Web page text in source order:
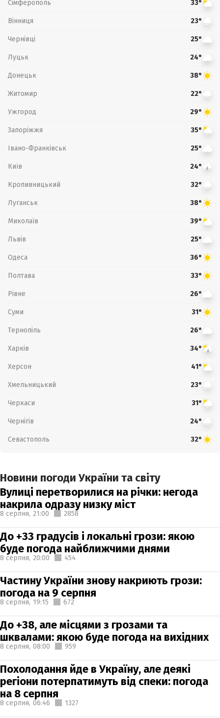
Сімферополь 33°
Вінниця 23°
Чернівці 25°
Луцьк 24°
Донецьк 38°
Житомир 22°
Ужгород 29°
Запоріжжя 35°
Івано-Франківськ 25°
Київ 24°
Кропивницький 32°
Луганськ 38°
Миколаїв 39°
Львів 25°
Одеса 36°
Полтава 33°
Рівне 26°
Суми 31°
Тернопіль 26°
Харків 34°
Херсон 41°
Хмельницький 23°
Черкаси 31°
Чернігів 24°
Севастополь 32°
Новини погоди України та світу
Вулиці перетворилися на річки: негода
накрила одразу низку міст
8 серпня, 21:00 2858
До +33 градусів і локальні грози: якою
буде погода найближчими днями
8 серпня, 20:00 454
Частину України знову накриють грози:
погода на 9 серпня
8 серпня, 19:15 672
До +38, але місцями з грозами та
шквалами: якою буде погода на вихідних
8 серпня, 08:00 959
Похолодання йде в Україну, але деякі
регіони потерпатимуть від спеки: погода
на 8 серпня
8 серпня, 06:46 1327